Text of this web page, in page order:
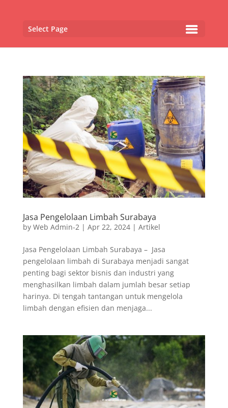
Select Page
Jasa Pengelolaan Limbah Surabaya
by Web Admin-2| Apr 22, 2024| Artikel
Jasa Pengelolaan Limbah Surabaya – Jasa
pengelolaan limbah di Surabaya menjadi sangat
penting bagi sektor bisnis dan industri yang
menghasilkan limbah dalam jumlah besar setiap
harinya. Di tengah tantangan untuk mengelola
limbah dengan efisien dan menjaga...